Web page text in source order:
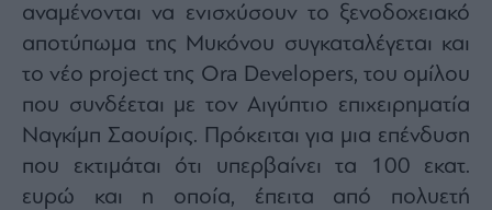
αναμένονται να ενισχύσουν το ξενοδοχειακό
αποτύπωμα της Μυκόνου συγκαταλέγεται και
το νέο project της Ora Developers, του ομίλου
που συνδέεται με τον Αιγύπτιο επιχειρηματία
Ναγκίμπ Σαουίρις. Πρόκειται για μια επένδυση
που εκτιμάται ότι υπερβαίνει τα 100 εκατ.
ευρώ και η οποία, έπειτα από πολυετή